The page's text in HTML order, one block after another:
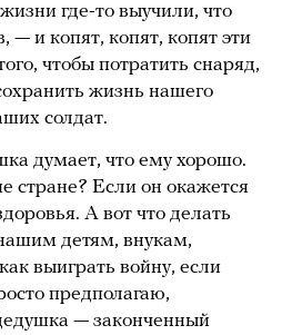
где-то выучили, что
— и копят, копят, копят эти
чтобы потратить снаряд,
жизнь нашего
солдат.
думает, что ему хорошо.
стране? Если он окажется
А вот что делать
детям, внукам,
выиграть войну, если
предполагаю,
— законченный